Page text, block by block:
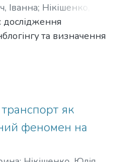
Іванна; Нікішенко,
та визначення
культури
як
феномен на